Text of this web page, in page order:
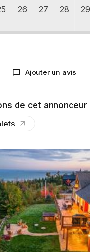
26 27 28 29
Ajouter un avis
de cet annonceur